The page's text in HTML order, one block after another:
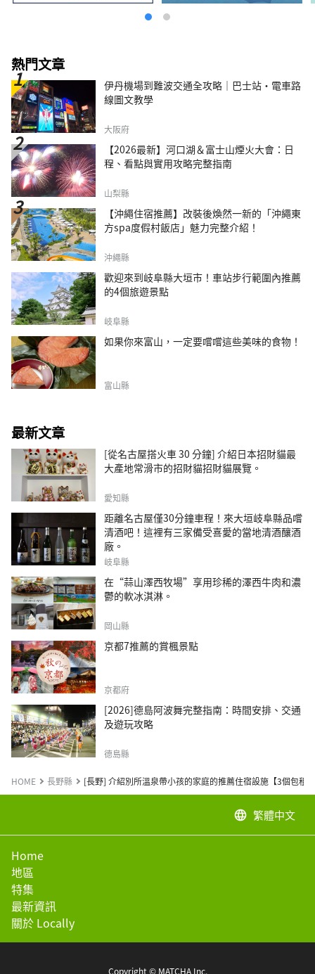
方案，以實現團結該地區的酒店業。
https://satoyama.jinya-connect.com/
熱門文章
伊丹機場到難波交通全攻略｜巴士站・電車路
線圖文教學
大阪府
【2026最新】河口湖＆富士山煙火大會：日
程、看點與實用攻略完整指南
山梨縣
【沖繩住宿推薦】改裝後煥然一新的「沖繩東
方spa度假村飯店」魅力完整介紹！
沖繩縣
歡迎來到岐阜縣大垣市！車站步行範圍內推薦
的4個旅遊景點
岐阜縣
如果你來富山，一定要嚐嚐這些美味的食物！
富山縣
最新文章
[從名古屋搭火車 30 分鐘] 介紹日本招財貓最
大產地常滑市的招財貓招財貓展覽。
愛知縣
距離名古屋僅30分鐘車程！來大垣岐阜縣品嚐
清酒吧！這裡有三家備受喜愛的當地清酒釀酒
廠。
岐阜縣
在“蒜山澤西牧場”享用珍稀的澤西牛肉和濃
鬱的軟冰淇淋。
岡山縣
京都7推薦的賞楓景點
京都府
[2026]德島阿波舞完整指南：時間安排、交通
及遊玩攻略
德島縣
HOME 長野縣 [長野] 介紹別所溫泉帶小孩的家庭的推薦住宿設施【3個包租
language 繁體中文
Home
地區
特集
最新資訊
關於 Locally
Copyright © MATCHA Inc.